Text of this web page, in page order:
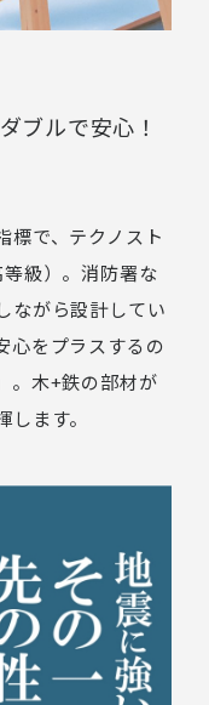
ブルで安心！
標で、テクノスト
級）。消防署な
ながら設計してい
心をプラスするの
。木+鉄の部材が
ます。